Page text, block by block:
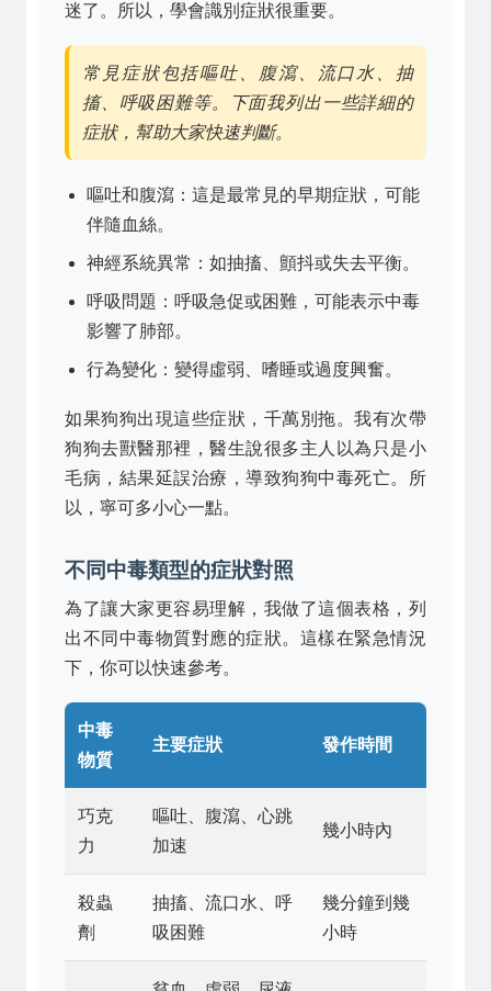
迷了。所以，學會識別症狀很重要。
常見症狀包括嘔吐、腹瀉、流口水、抽
搐、呼吸困難等。下面我列出一些詳細的
症狀，幫助大家快速判斷。
嘔吐和腹瀉：這是最常見的早期症狀，可能
伴隨血絲。
神經系統異常：如抽搐、顫抖或失去平衡。
呼吸問題：呼吸急促或困難，可能表示中毒
影響了肺部。
行為變化：變得虛弱、嗜睡或過度興奮。
如果狗狗出現這些症狀，千萬別拖。我有次帶
狗狗去獸醫那裡，醫生說很多主人以為只是小
毛病，結果延誤治療，導致狗狗中毒死亡。所
以，寧可多小心一點。
不同中毒類型的症狀對照
為了讓大家更容易理解，我做了這個表格，列
出不同中毒物質對應的症狀。這樣在緊急情況
下，你可以快速參考。
中毒
物質
主要症狀 發作時間
巧克
力
嘔吐、腹瀉、心跳
加速
幾小時內
殺蟲
劑
抽搐、流口水、呼
吸困難
幾分鐘到幾
小時